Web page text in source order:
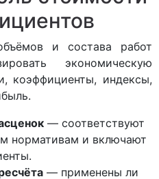
и состава работ
экономическую
коэффициенты, индексы,
— соответствуют
нормативам и включают
— применены ли